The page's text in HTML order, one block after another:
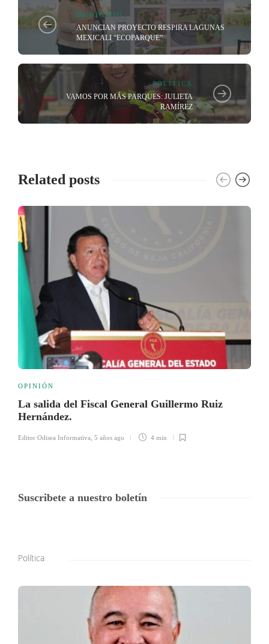
MUNICIPIO
ANUNCIAN PROYECTO RESPIRA LAGUNAS
MEXICALI “ECOPARQUE”
POLÍTICA
VAMOS POR MÁS PARQUES: JULIETA
RAMÍREZ
Related posts
OPINIÓN
La salida del Fiscal General Guillermo Ruiz
Hernández.
Editor Odisea Informativa 5 años ago 4 min
Suscribete a nuestro boletín
Política